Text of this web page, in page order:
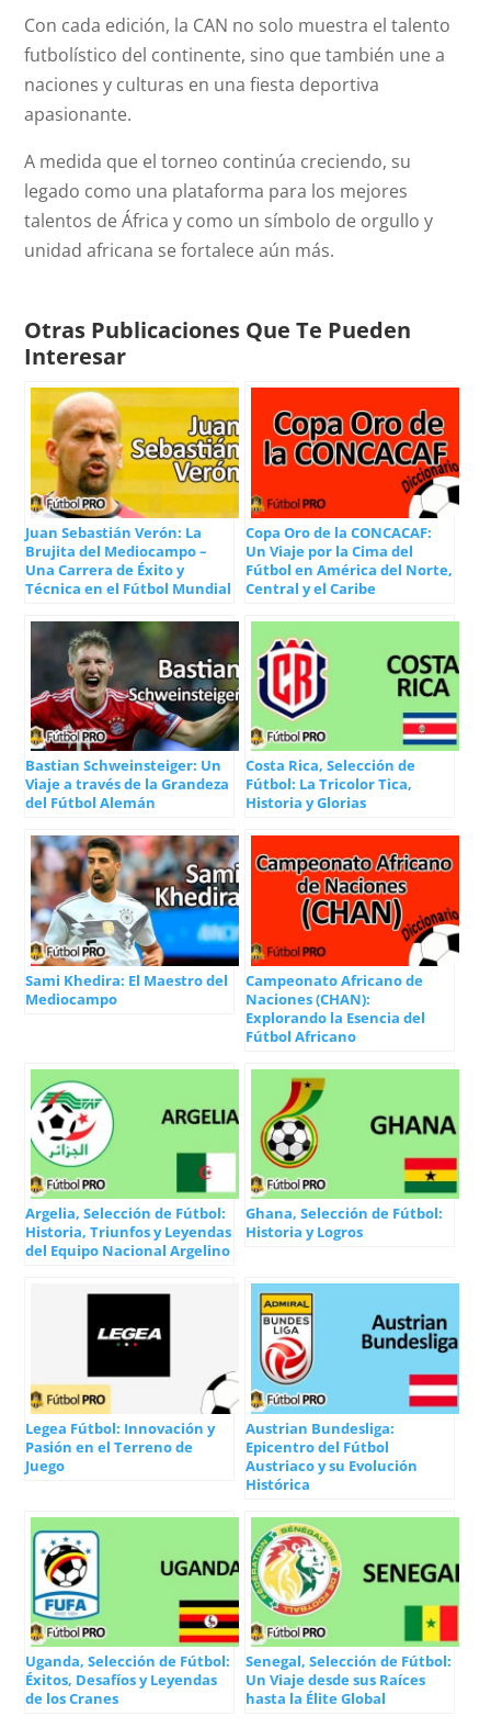
Con cada edición, la CAN no solo muestra el talento
futbolístico del continente, sino que también une a
naciones y culturas en una fiesta deportiva
apasionante.
A medida que el torneo continúa creciendo, su
legado como una plataforma para los mejores
talentos de África y como un símbolo de orgullo y
unidad africana se fortalece aún más.
Otras Publicaciones Que Te Pueden
Interesar
Juan Sebastián Verón: La
Brujita del Mediocampo –
Una Carrera de Éxito y
Técnica en el Fútbol Mundial
Copa Oro de la CONCACAF:
Un Viaje por la Cima del
Fútbol en América del Norte,
Central y el Caribe
Bastian Schweinsteiger: Un
Viaje a través de la Grandeza
del Fútbol Alemán
Costa Rica, Selección de
Fútbol: La Tricolor Tica,
Historia y Glorias
Sami Khedira: El Maestro del
Mediocampo
Campeonato Africano de
Naciones (CHAN):
Explorando la Esencia del
Fútbol Africano
Argelia, Selección de Fútbol:
Historia, Triunfos y Leyendas
del Equipo Nacional Argelino
Ghana, Selección de Fútbol:
Historia y Logros
Legea Fútbol: Innovación y
Pasión en el Terreno de
Juego
Austrian Bundesliga:
Epicentro del Fútbol
Austriaco y su Evolución
Histórica
Uganda, Selección de Fútbol:
Éxitos, Desafíos y Leyendas
de los Cranes
Senegal, Selección de Fútbol:
Un Viaje desde sus Raíces
hasta la Élite Global